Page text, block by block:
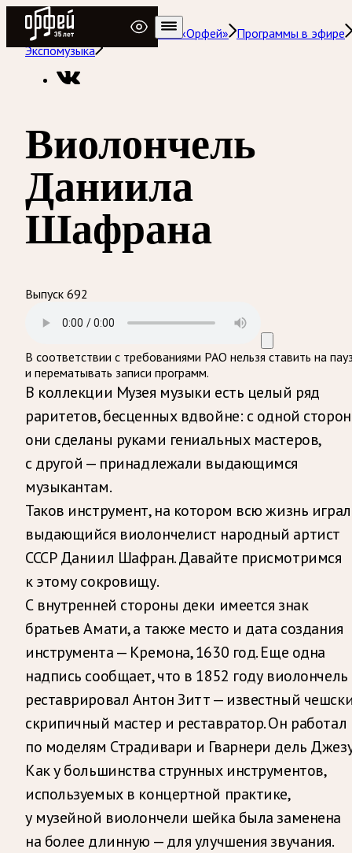
Радио Орфей
Радио классической музыки «Орфей» Программы в эфире
Экспомузыка
Виолончель
Даниила
Шафрана
Выпуск 692
В соответствии с требованиями РАО нельзя ставить на
и перематывать записи программ.
В коллекции Музея музыки есть целый ряд
раритетов, бесценных вдвойне: с одной
они сделаны руками гениальных мастеров,
с другой — принадлежали выдающимся
музыкантам.
Таков инструмент, на котором всю жизнь играл
выдающийся виолончелист народный артист
СССР Даниил Шафран. Давайте присмотримся
к этому сокровищу.
С внутренней стороны деки имеется знак
братьев Амати, а также место и дата создания
инструмента — Кремона, 1630 год. Еще одна
надпись сообщает, что в 1852 году виолончель
реставрировал Антон Зитт — известный
скрипичный мастер и реставратор. Он работал
по моделям Страдивари и Гварнери дель
Как у большинства струнных инструментов,
используемых в концертной практике,
у музейной виолончели шейка была заменена
на более длинную — для улучшения звучания.